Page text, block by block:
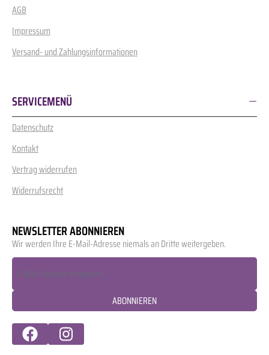
AGB
Impressum
Versand- und Zahlungsinformationen
SERVICEMENÜ
Datenschutz
Kontakt
Vertrag widerrufen
Widerrufsrecht
NEWSLETTER ABONNIEREN
Wir werden Ihre E-Mail-Adresse niemals an Dritte weitergeben.
ABONNIEREN